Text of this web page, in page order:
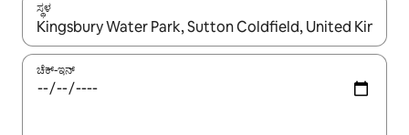
ಸ್ಥಳ
ಫಲಿತಾಂಶಗಳು ಲಭ್ಯವಿರುವಾಗ, ಅಪ್ ಮತ್ತು ಡೌನ್ ಬಾಣದ ಕೀಲಿಗಳೊಂದಿಗೆ
ಚೆಕ್-ಇನ್